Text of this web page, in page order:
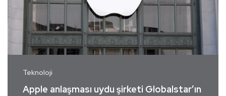
Teknoloji
Apple anlaşması uydu şirketi Globalstar’ın